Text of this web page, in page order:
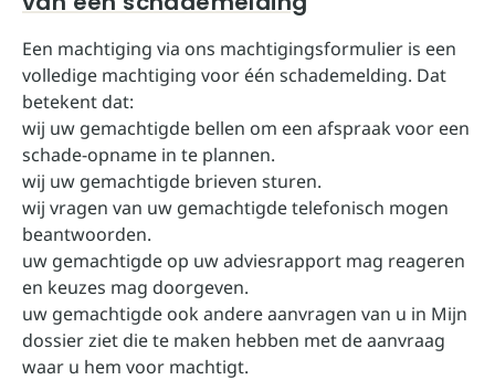
Een machtiging via ons machtigingsformulier is een
volledige machtiging voor één schademelding. Dat
betekent dat:
wij uw gemachtigde bellen om een afspraak voor een
schade-opname in te plannen.
wij uw gemachtigde brieven sturen.
wij vragen van uw gemachtigde telefonisch mogen
beantwoorden.
uw gemachtigde op uw adviesrapport mag reageren
en keuzes mag doorgeven.
uw gemachtigde ook andere aanvragen van u in Mijn
dossier ziet die te maken hebben met de aanvraag
waar u hem voor machtigt.